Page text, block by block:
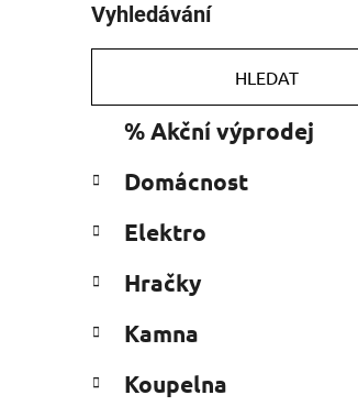
o
s
r
n
í
a
e
Vyhledávání
HLEDAT
kategorie
e
o
i
% Akční výprodej
Domácnost
Elektro
Hračky
Kamna
Koupelna